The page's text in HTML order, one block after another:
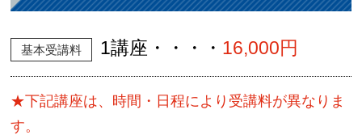
基本受講料 1講座・・・・ 16,000円
★下記講座は、時間・日程により受講料が異なりま
す。